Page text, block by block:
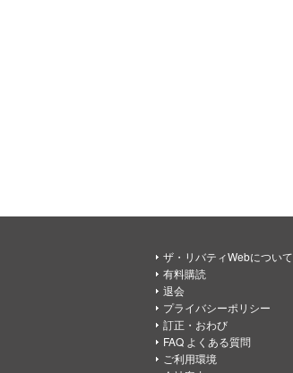
ザ・リバティWebについて
有料購読
退会
プライバシーポリシー
訂正・おわび
FAQ よくある質問
ご利用環境